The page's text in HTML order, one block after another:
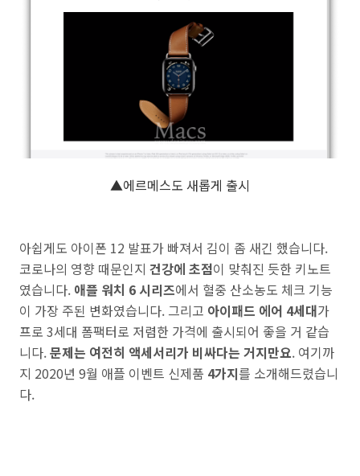
▲에르메스도 새롭게 출시
아쉽게도 아이폰 12 발표가 빠져서 김이 좀 새긴 했습니다.
코로나의 영향 때문인지 건강에 초점이 맞춰진 듯한 키노트
였습니다. 애플 워치 6 시리즈에서 혈중 산소농도 체크 기능
이 가장 주된 변화였습니다. 그리고 아이패드 에어 4세대가
프로 3세대 폼팩터로 저렴한 가격에 출시되어 좋을 거 같습
니다.문제는 여전히 액세서리가 비싸다는 거지만요. 여기까
지 2020년 9월 애플 이벤트 신제품 4가지를 소개해드렸습니
다.